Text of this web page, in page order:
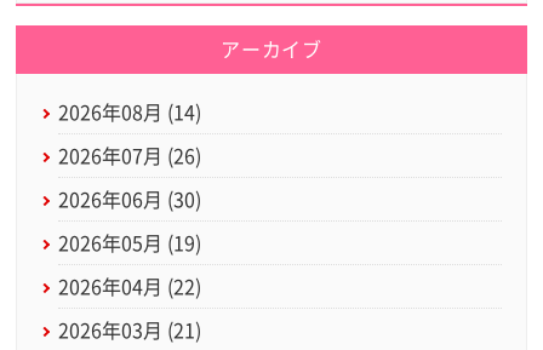
アーカイブ
2026年08月 (14)
2026年07月 (26)
2026年06月 (30)
2026年05月 (19)
2026年04月 (22)
2026年03月 (21)